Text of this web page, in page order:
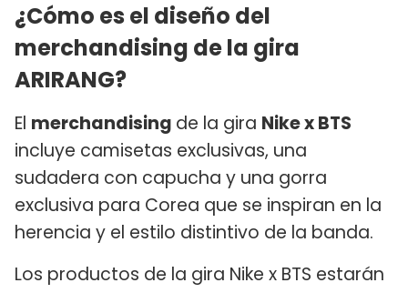
¿Cómo es el diseño del
merchandising de la gira
ARIRANG?
El merchandising de la gira Nike x BTS
incluye camisetas exclusivas, una
sudadera con capucha y una gorra
exclusiva para Corea que se inspiran en la
herencia y el estilo distintivo de la banda.
Los productos de la gira Nike x BTS estarán